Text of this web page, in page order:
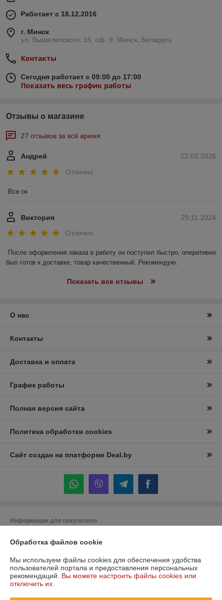
Работает с 18.12.2016
г. Минск
ул. Вышелесского, 15, оф. 9, Минск, Беларусь
Контакты
Сегодня работает с 09:00 до 17:00
Показать весь график работы
Отзывы о магазине
27 отзывов за всё время
22.03.2026
Андрей
Отлично
Все ок
29.11.2024
Виктория
Отлично
После оформления заказа в работу он поступил быстро, оперативно
был готов к доставке, товар качественный. Рекомендую.
Показать все отзывы
О нас
Контакты
Доставка и оплата
График работы
Полная версия сайта
Политика обработки cookies
Сайт создан на платформе Deal.by
Информация для покупателя
"Лидана"
комната 9
Регистрационный номер ЕГР: 193732228
Обработка файлов cookie
Мы используем файлы cookies для обеспечения удобства
пользователей портала и предоставления персональных
рекомендаций. Вы можете настроить файлы cookies или
отключить их.